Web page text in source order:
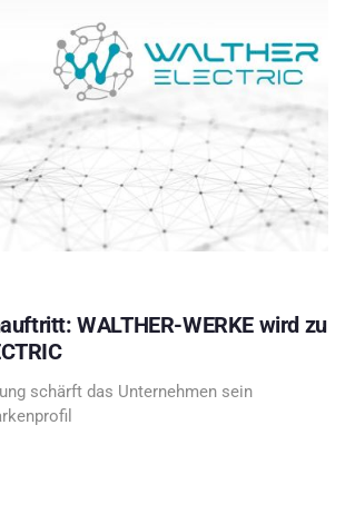
WALTHER-WERKE wird zu
schärft das Unternehmen sein